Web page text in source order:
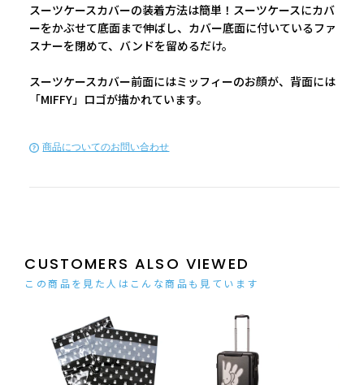
スーツケースカバーの装着方法は簡単！スーツケースにカバ
ーをかぶせて底面まで伸ばし、カバー底面に付いているファ
スナーを閉めて、バンドを留めるだけ。
スーツケースカバー前面にはミッフィーのお顔が、背面には
「MIFFY」ロゴが描かれています。
商品についてのお問い合わせ
この商品を見た人はこんな商品も見ています
CUSTOMERS ALSO VIEWED